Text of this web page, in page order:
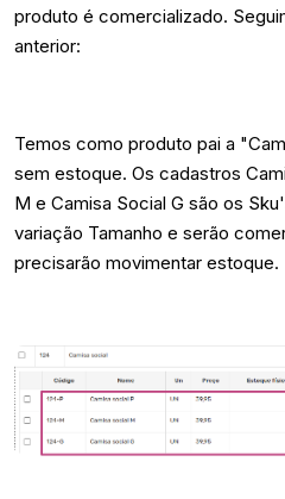
produto é comercializado.
anterior:
Temos como produto pai a
sem estoque. Os cadastros
M e Camisa Social G são os
variação Tamanho e serão
precisarão movimentar estoque.